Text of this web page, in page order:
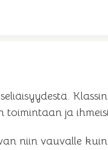
toimintaan ja
niin vauvalle